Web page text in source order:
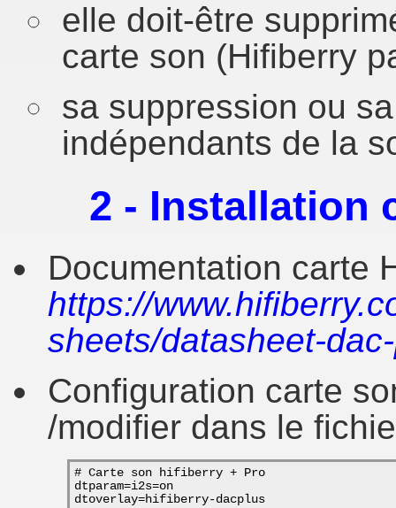
elle doit-être
carte son (Hifiberry
sa suppression ou
indépendants de la
2 - Installation
Documentation carte
https://
sheets/datasheet-
Configuration carte
/modifier dans le
# Carte son hifiberry + Pro
dtparam=i2s=on
dtoverlay=hifiberry-dacplus